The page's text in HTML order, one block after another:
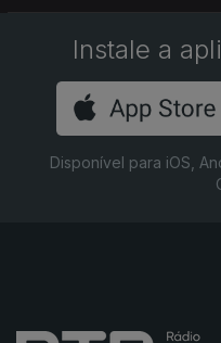
Instale a
Disponível para iOS,